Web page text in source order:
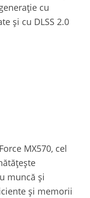
cu
și cu DLSS 2.0
MX570, cel
muncă și
și memorii